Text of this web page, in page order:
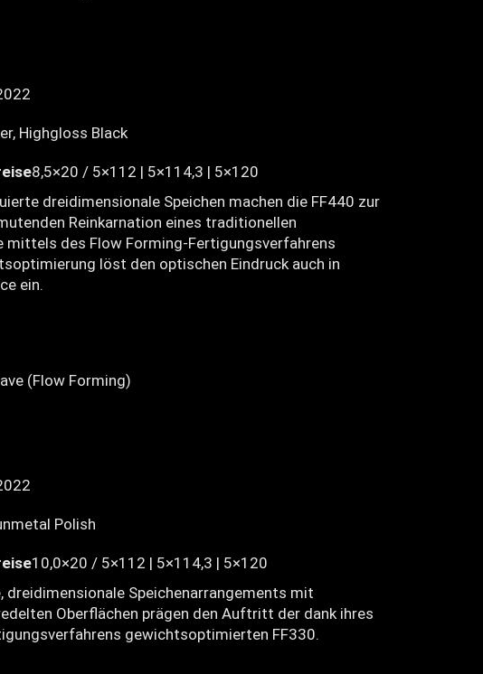
Highgloss Black
8,5×20 / 5×112 | 5×114,3 | 5×120
dreidimensionale Speichen machen die FF440 zur
Reinkarnation eines traditionellen
mittels des Flow Forming-Fertigungsverfahrens
löst den optischen Eindruck auch in
ein.
(Flow Forming)
Polish
10,0×20 / 5×112 | 5×114,3 | 5×120
dreidimensionale Speichenarrangements mit
Oberflächen prägen den Auftritt der dank ihres
gewichtsoptimierten FF330.